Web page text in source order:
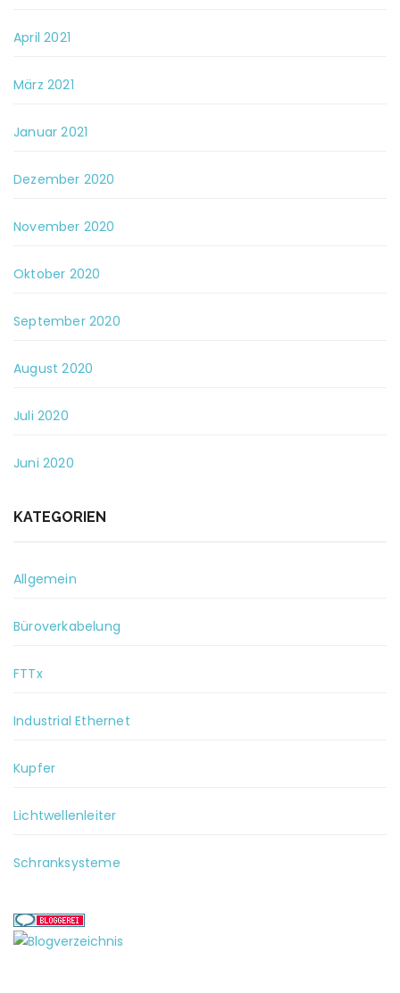
April 2021
März 2021
Januar 2021
Dezember 2020
November 2020
Oktober 2020
September 2020
August 2020
Juli 2020
Juni 2020
KATEGORIEN
Allgemein
Büroverkabelung
FTTx
Industrial Ethernet
Kupfer
Lichtwellenleiter
Schranksysteme